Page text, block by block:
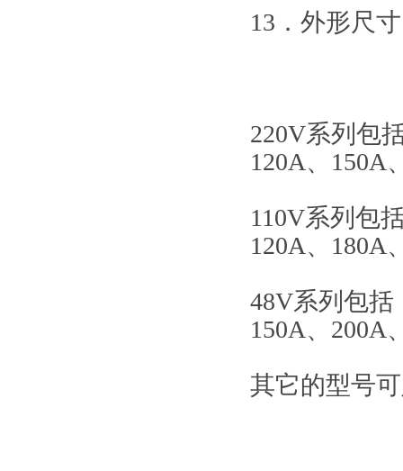
13．外形尺
220V系列包
120A、150A
110V系列包
120A、180A
48V系列包括
150A、200A
其它的型号